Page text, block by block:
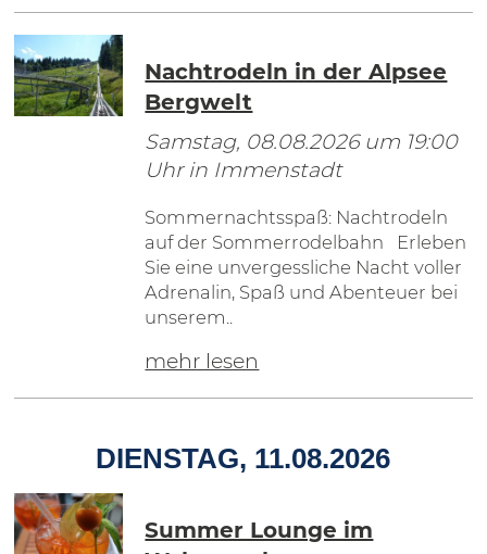
Nachtrodeln in der Alpsee
Bergwelt
Samstag, 08.08.2026um 19:00
Uhr in Immenstadt
Sommernachtsspaß: Nachtrodeln
auf der Sommerrodelbahn Erleben
Sie eine unvergessliche Nacht voller
Adrenalin, Spaß und Abenteuer bei
unserem..
mehr lesen
DIENSTAG, 11.08.2026
Summer Lounge im